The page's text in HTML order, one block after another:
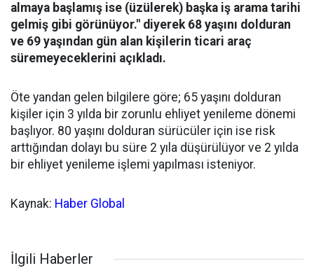
almaya başlamış ise (üzülerek) başka iş arama tarihi
gelmiş gibi görünüyor." diyerek 68 yaşını dolduran
ve 69 yaşından gün alan kişilerin ticari araç
süremeyeceklerini açıkladı.
Öte yandan gelen bilgilere göre; 65 yaşını dolduran
kişiler için 3 yılda bir zorunlu ehliyet yenileme dönemi
başlıyor. 80 yaşını dolduran sürücüler için ise risk
arttığından dolayı bu süre 2 yıla düşürülüyor ve 2 yılda
bir ehliyet yenileme işlemi yapılması isteniyor.
Kaynak: Haber Global
İlgili Haberler